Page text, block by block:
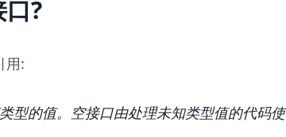
?
用:
型的值。空接口由处理未知类型值的代码使